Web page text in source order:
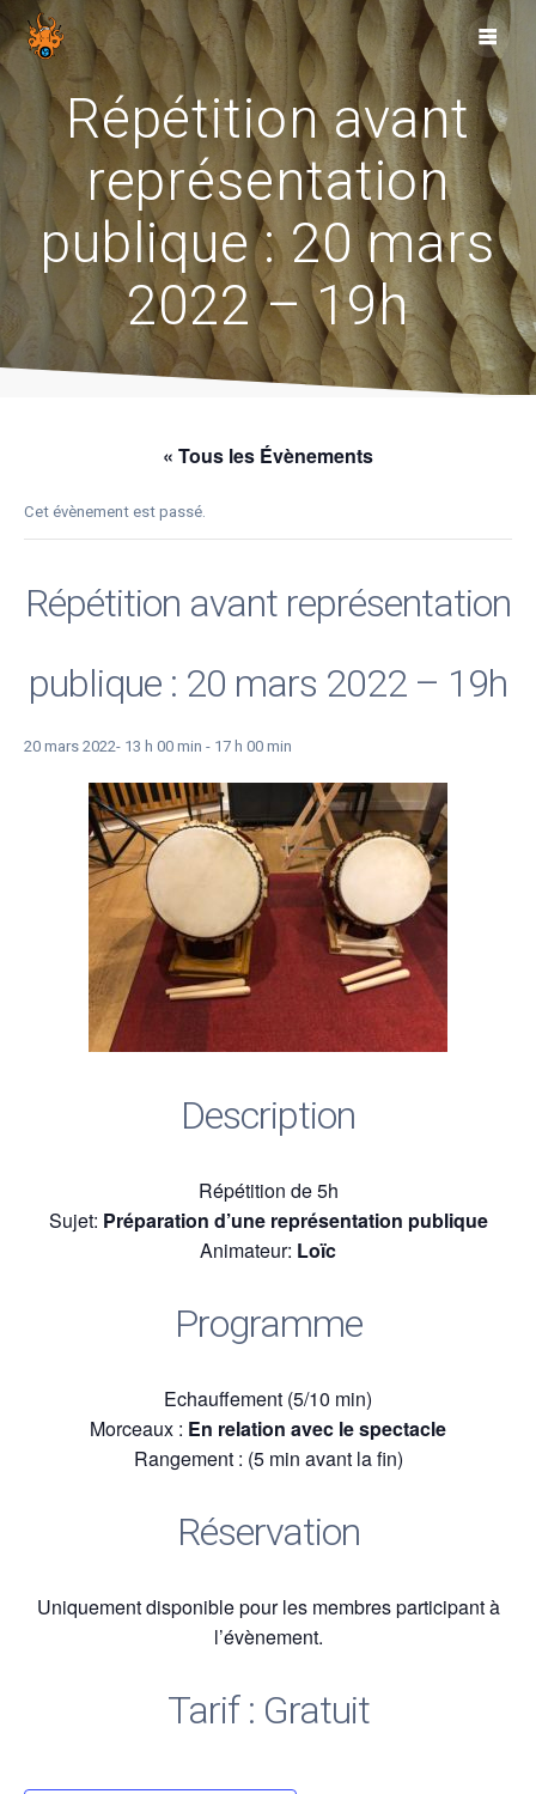
to
content
Répétition avant
représentation
publique : 20 mars
2022 – 19h
« Tous les Évènements
Cet évènement est passé.
Répétition avant représentation
publique : 20 mars 2022 – 19h
20 mars 2022- 13 h 00 min - 17 h 00 min
Description
Répétition de 5h
Sujet: Préparation d’une représentation publique
Animateur: Loïc
Programme
Echauffement (5/10 min)
Morceaux : En relation avec le spectacle
Rangement : (5 min avant la fin)
Réservation
Uniquement disponible pour les membres participant à
l’évènement.
Tarif : Gratuit